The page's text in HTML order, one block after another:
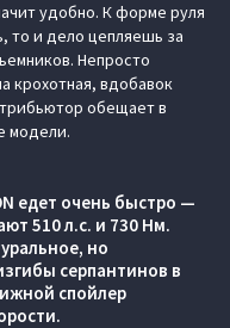
удобно. К форме руля
то и дело цепляешь за
Непросто
крохотная, вдобавок
обещает в
модели.
едет очень быстро —
510 л.с. и 730 Нм.
но
серпантинов в
спойлер